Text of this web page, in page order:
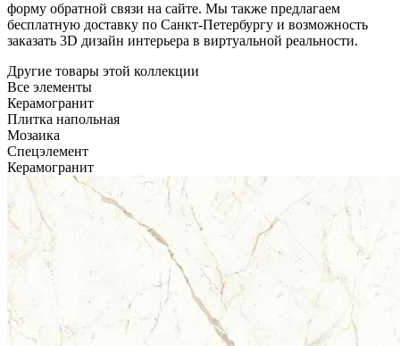
форму обратной связи на сайте. Мы также предлагаем
бесплатную доставку по Санкт-Петербургу и возможность
заказать 3D дизайн интерьера в виртуальной реальности.
Другие товары этой коллекции
Все элементы
Керамогранит
Плитка напольная
Мозаика
Спецэлемент
Керамогранит